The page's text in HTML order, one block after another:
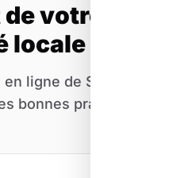
votre
locale
ligne de Salérans
bonnes pratiques.